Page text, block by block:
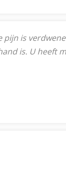
pijn is
is. U heeft